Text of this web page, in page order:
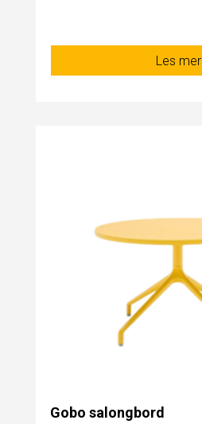
Les mer
Gobo salongbord